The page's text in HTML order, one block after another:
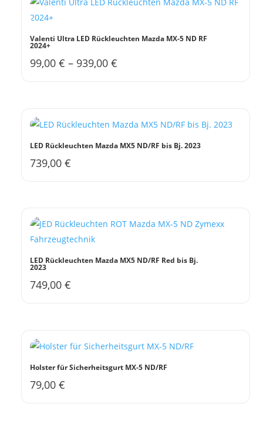
Valenti Ultra LED Rückleuchten Mazda MX-5 ND RF
2024+
99,00€ – 939,00€
Varianten
Produktseite
werden
LED Rückleuchten Mazda MX5 ND/RF bis Bj. 2023
739,00€
LED Rückleuchten Mazda MX5 ND/RF Red bis Bj.
2023
749,00€
Holster für Sicherheitsgurt MX-5 ND/RF
79,00€